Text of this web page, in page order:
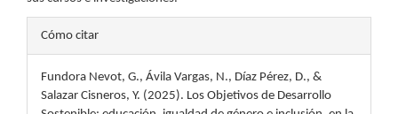
Detalles
del
artículo
Cómo citar
Fundora Nevot, G., Ávila Vargas, N., Díaz Pérez, D., &
Salazar Cisneros, Y. (2025). Los Objetivos de Desarrollo